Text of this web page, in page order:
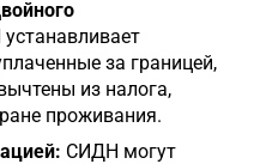
за границей,
из налога,
проживания.
СИДН могут